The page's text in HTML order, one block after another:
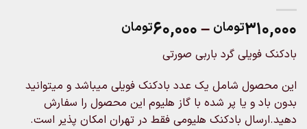
۳۱۰,۰۰۰تومان –۶۰,۰۰۰تومان
through
۳۱۰,۰۰۰تومان
بادکنک فویلی گرد باربی صورتی
این محصول شامل یک عدد بادکنک فویلی میباشد و میتوانید
بدون باد و یا پر شده با گاز هلیوم این محصول را سفارش
دهید.ارسال بادکنک هلیومی فقط در تهران امکان پذیر است.